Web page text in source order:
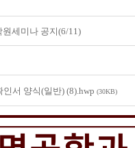
세미나 공지(6/11)
서 양식(일반) (8).hwp (30KB)